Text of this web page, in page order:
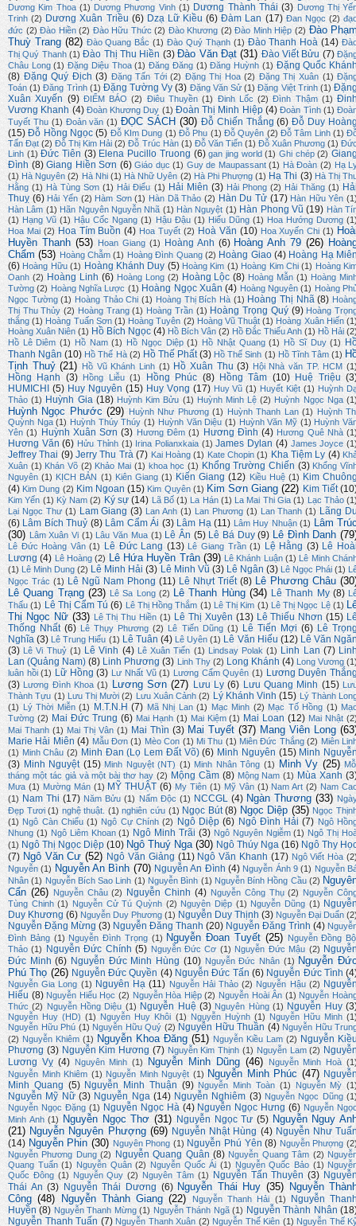
Dương Kim Thoa (1) Dương Phương Vinh (1) Dương Thành Thái (3) Dương Thị
Trinh (2) Dương Xuân Triều (6) Dzạ Lữ Kiều (6) Đàm Lan (17) Đan Ngọc (2)
đức (2) Đào Hiền (2) Đào Hữu Thức (2) Đào Khương (2) Đào Minh Hiệp (2) Đào
Thuỳ Trang (82) Đào Quang Bắc (1) Đào Quý Thạnh (1) Đào Thanh Hoà (14)
Thị Quý Thanh (1) Đào Thị Thu Hiền (3) Đào Văn Đạt (31) Đào Viết Bửu (7)
Châu Long (1) Đặng Diệu Thoa (1) Đăng Đăng (1) Đăng Huỳnh (1) Đặng Quốc
(8) Đặng Quý Địch (3) Đặng Tấn Tới (2) Đặng Thị Hoa (2) Đặng Thị Xuân (1)
Toán (1) Đăng Trình (1) Đặng Tường Vy (3) Đặng Văn Sử (1) Đặng Việt Trinh (1)
Xuân Xuyến (9) ĐIỂM BÁO (2) Điêu Thuyền (1) Đinh Lốc (2) Đình Thậm (1)
Vương Khanh (4) Đoàn Khương Duy (1) Đoàn Thị Minh Hiệp (4) Đoàn Tình (1)
Tuyết Thu (1) Đoản văn (1) ĐỌC SÁCH (30) Đỗ Chiến Thắng (6) Đỗ Duy
(15) Đỗ Hồng Ngọc (5) Đỗ KIm Dung (1) Đỗ Phu (1) Đỗ Quyên (2) Đỗ Tâm Linh (1)
Tấn Đạt (2) Đỗ Thị Kim Hải (2) Đỗ Trúc Hàn (1) Đỗ Văn Tiến (1) Đỗ Xuân Phương (1)
Linh (1) Đức Tiên (3) Elena Pucillo Truong (6) gan jing world (1) Ghi chép (2)
Đình (8) Giang Hiền Sơn (6) Giáo dục (1) Guy de Maupassant (1) Hà Đoàn (2) Hạ
(1) Hà Nguyên (2) Hà Nhi (1) Hà Nhữ Uyên (2) Hà Phi Phượng (1) Hạ Thi (3) Hà Thị
Hằng (1) Hà Tùng Sơn (1) Hải Điểu (1) Hải Miên (3) Hải Phong (2) Hải Thăng (1)
Thuỵ (6) Hải Yến (2) Hàm Sơn (1) Hàn Dã Thảo (2) Hàn Du Tử (17) Hàn Hữu Yên
Hàn Lâm (1) Hãn Nguyên Nguyễn Nhã (1) Hàn Nguyệt (1) Hàn Phong Vũ (19) Hàn
(1) Hạng Vũ (1) Hậu Cốc Ngang (1) Hậu Đậu (1) Hiếu Dũng (1) Hoa Hướng Dương
Hoa Mai (2) Hoa Tím Buồn (4) Hoa Tuyết (2) Hoà Văn (10) Hoa Xuyến Chi (1)
Huyền Thanh (53) Hoan Giang (1) Hoàng Anh (6) Hoàng Anh 79 (26)
Chẩm (53) Hoàng Chẫm (1) Hoàng Đình Quang (2) Hoàng Giao (4) Hoàng Hạ
(6) Hoàng Hữu (1) Hoàng Khánh Duy (5) Hoàng Kim (1) Hoàng Kim Chi (1) Hoàng
Oanh (2) Hoàng Linh (6) Hoàng Long (2) Hoàng Lộc (8) Hoàng Mẫn (1) Hoàng
Tường (2) Hoàng Nghĩa Lược (1) Hoàng Ngọc Xuân (4) Hoàng Nguyên (1) Hoàng
Ngọc Tường (1) Hoàng Thảo Chi (1) Hoàng Thị Bích Hà (1) Hoàng Thị Nhã (8)
Thị Thu Thủy (2) Hoàng Trang (1) Hoàng Trần (1) Hoàng Trọng Quý (9) Hoàng
thắng (1) Hoàng Tuấn Sơn (1) Hoàng Tuyên (2) Hoàng Vũ Thuật (1) Hoàng Xuân Hiến
Hoàng Xuân Niên (1) Hồ Bích Ngọc (4) Hồ Bích Vân (2) Hồ Đắc Thiếu Anh (1) Hồ Hải
Hồ Lê Diêm (1) Hồ Nam (1) Hồ Ngọc Diệp (1) Hồ Nhật Quang (1) Hồ Sĩ Duy (1)
Thanh Ngân (10) Hồ Thế Hà (2) Hồ Thế Phất (3) Hồ Thế Sinh (1) Hồ Tĩnh Tâm (1)
Tịnh Thuỷ (21) Hồ Vũ Khánh Linh (1) Hồ Xuân Thu (3) Hội Nhà văn TP. HCM
Hồng Hạnh (3) Hồng Liễu (1) Hồng Phúc (8) Hồng Tâm (10) Huệ Triệu
HUMICHI
(5) Huy Nguyên (15) Huy Vọng (17) Huy Vũ (1) Huyết Kiệt (1) Huỳnh
Thảo (1) Huỳnh Gia (18) Huỳnh Kim Bửu (1) Huỳnh Minh Lệ (2) Huỳnh Ngọc Nga
Huỳnh Ngọc Phước (29) Huỳnh Như Phương (1) Huỳnh Thanh Lan (1)
Huỳnh
Quỳnh Nga (1) Huỳnh Thúy Thúy (1) Huỳnh Văn Diệu (1) Huỳnh Văn Mỹ (1) Huỳnh
Yên (1) Huỳnh Xuân Sơn (3) Hương Đêm (1) Hương Đình (4) Hương Quê Nhà
Hương Văn (6) Hửu Thỉnh (1) Irina Polianxkaia (1) James Dylan (4) James Joyce
Jeffrey Thai (9) Jerry Thu Trà (7) Kai Hoàng (1) Kate Chopin (1) Kha Tiệm Ly (4)
Xuân (1) Khán Võ (2) Khảo Mai (1) khoa học (1) Khổng Trường Chiến (3) Khổng
Nguyên (1) KỊCH BẢN (1) Kiên Giang (1) Kiến Giang (12) Kiều Huệ (1) Kim
(4) Kim Dung (2) Kim Ngoan (15) Kim Quyên (1) Kim Sơn Giang (22) Kim Tiết
Kim Yến (1) Kỳ Nam (2) Ký sự (14) Lã Bố (1) La Hán (1) La Mai Thi Gia (1) Lạc Thảo
Lại Ngọc Thư (1) Lam Giang (3) Lan Anh (1) Lan Phương (1) Lan Thanh (1) Lãng
(6) Lâm Bích Thuỷ (8) Lâm Cẩm Ái (3) Lâm Hạ (11) Lâm Huy Nhuận (1) Lâm
(30) Lâm Xuân Vi (1) Lâu Văn Mua (1) Lê Ân (5) Lê Bá Duy (9) Lê Đình Danh
Lê Đức Hoàng Vân (1) Lê Đức Lang (13) Lê Giang Trần (1) Lệ Hằng (3) Lê
Lương (4) Lê Hoàng (2) Lê Hứa Huyền Trân (39) Lê Khánh Luận (1) Lê Minh
(1) Lê Minh Dung (2) Lê Minh Hải (3) Lê Minh Vũ (3) Lê Ngân (3) Lê Ngọc Phái (1)
Ngọc Trác (1) Lê Ngũ Nam Phong (11) Lê Nhựt Triết (8) Lê Phương Châu
Lê Quang Trạng (23) Lê Sa Long (2) Lê Thanh Hùng (34) Lê Thanh My (8)
Thấu (1) Lê Thị Cẩm Tú (6) Lê Thị Hồng Thắm (1) Lê Thị Kim (1) Lê Thị Ngọc Lệ (1)
Thị Ngọc Nữ (33) Lê Thị Thu Hiền (1) Lê Thị Xuyên (13) Lê Thiếu Nhơn (15)
Thống Nhất (6) Lê Thụy Phương (2) Lê Tiến Dũng (1) Lê Tiến Mợi (6) Lê
Nghĩa (3) Lê Trung Hiếu (1) Lê Tuân (4) Lê Uyên (1) Lê Văn Hiếu (12) Lê Văn
(3) Lê Vi Thuỷ (1) Lê Vinh (4) Lê Xuân Tiến (1) Lindsay Polak (1) Linh Lan (7)
Lan (Quảng Nam) (8) Linh Phương (3) Linh Thy (2) Long Khánh (4) Long Vương
luân hồi (1) Lữ Hồng (3) Lư Nhất Vũ (1) Lương Cẩm Quyên (1) Lương Duyên
(3) Lương Đình Khoa (1) Lương Sơn (27) Lưu Ly (6) Lưu Quang Minh (15)
Thành Tựu (1) Lưu Thị Mười (2) Lưu Xuân Cảnh (2) Lý Khánh Vinh (15) Lý Thành
(1)
Lý Thời Miễn (1) M.T.N.H (7) Mã Nhị Lan (1) Mạc Minh (2) Mạc Tố Hồng (1)
Tường (2) Mai Đức Trung (6) Mai Hạnh (1) Mai Kiệm (1) Mai Loan (12) Mai Nhật
Mai Thanh (1) Mai Thị Vân (1) Mai Thìn (3) Mai Tuyết (37) Mang Viên Long
Marie Hải Miên (4) Mẫu Đơn (1) Mèo Con (1) Mi Thu (1) Miên Đức Thắng (2) Miên
(1) Minh Châu (2) Minh Đan (Lọ Lem Đất Võ) (6) Minh Nguyên (15) Minh
(3) Minh Nguyệt (15) Minh Nguyệt (NT) (1) Minh Nhân Tông (1) Minh Vy (25)
tháng một tác giả và một bài thơ hay (2) Mộng Cầm (8) Mộng Nam (1) Mùa Xanh
Mưa (1) Mường Mán (1) MỸ THUẬT (6) My Tiên (1) Mỹ Vân (1) Nam Art (2) Nam
(1) Nam Thi (17) Năm Bửu (1) Nấm Độc (1) NCCGL (4) Ngàn Thương (33)
Đẹp Tươi (1) nghệ thuật. (1) nghiên cứu (1) Ngọc Bút (8) Ngọc Diệp (35) Ngọc
(1) Ngô Càn Chiểu (1) Ngô Cự Chính (2) Ngô Diệp (6) Ngô Đình Hải (7) Ngô
Nhung (1) Ngô Liêm Khoan (1) Ngô Minh Trãi (3) Ngô Nguyên Ngiễm (1) Ngô Thị
(1) Ngô Thị Ngọc Diệp (10) Ngô Thuý Nga (30) Ngô Thúy Nga (16) Ngô Thy
(7) Ngô Văn Cư (52) Ngô Văn Giảng (11) Ngô Văn Khanh (17) Ngô Viết Hòa
Nguyễn (1) Nguyễn An Bình (70) Nguyễn An Đình (4) Nguyễn Ánh 9 (1) Nguyễn
Nhân (1) Nguyễn Bích Sao Linh (1) Nguyễn Bình (1) Nguyễn Bính Hồng Cầu (2)
Cẩn (26) Nguyễn Châu (2) Nguyễn Chinh (4) Nguyễn Công Thụ (2) Nguyễn
Tùng Chinh (1) Nguyễn Cử Tú Quỳnh (2) Nguyên Diệp (1) Nguyễn Dũng (1)
Duy Khương (6) Nguyễn Duy Phương (1) Nguyễn Duy Thịnh (3) Nguyễn Đại Duẩn
Nguyễn Đặng Mừng (3) Nguyễn Đăng Thanh (20) Nguyễn Đăng Trình (4)
Đình Bảng (1) Nguyễn Đình Trọng (1) Nguyễn Đoan Tuyết (25)
Nguyễn Đồng
Thảo (1) Nguyễn Đức Chính (5) Nguyễn Đức Cơ (1) Nguyễn Đức Mậu (2)
Đức Minh (6) Nguyễn Đức Minh Hùng (10) Nguyễn Đức Nhân (1) Nguyễn
Phú Thọ (26) Nguyễn Đức Quyền (4) Nguyễn Đức Tấn (6) Nguyễn Đức Tình
Nguyễn Gia Long (1) Nguyên Hạ (11) Nguyễn Hải Thảo (2) Nguyễn Hậu (2)
Hiếu (8) Nguyễn Hiếu Học (2) Nguyễn Hòa Hiệp (2) Nguyễn Hoài Ân (1) Nguyễn
Thức (2) Nguyễn Hồng Diệu (1) Nguyễn Huệ (3) Nguyên Hùng (1) Nguyễn Huy
Nguyễn Huy (HD) (1) Nguyễn Huy Khôi (1) Nguyễn Huỳnh (1) Nguyễn Hữu Minh
Nguyễn Hữu Phú (1) Nguyễn Hữu Quý (2) Nguyễn Hữu Thuần (4) Nguyễn Hữu
(2) Nguyễn Khiêm (1) Nguyễn Khoa Đăng (51) Nguyễn Kiều Lam (2) Nguyễn
Phương (3) Nguyễn Kim Hương (7) Nguyễn Kim Thịnh (1) Nguyễn Lam (2)
Lương Vỵ (4) Nguyên Minh (1) Nguyễn Minh Dũng (46) Nguyễn Minh Hoà
Nguyễn Minh Khiêm (1) Nguyễn Minh Nguyệt (1) Nguyễn Minh Phúc (47)
Minh Quang (5) Nguyễn Minh Thuận (9) Nguyễn Minh Toàn (1) Nguyễn Mỳ
Nguyễn Mỹ Nữ (3) Nguyễn Nga (14) Nguyễn Nghiêm (3) Nguyễn Ngọc Dũng
Nguyễn Ngọc Đặng (1) Nguyễn Ngọc Hà (4) Nguyễn Ngọc Hưng (6) Nguyễn
Minh Anh (1) Nguyễn Ngọc Thơ (31) Nguyễn Ngọc Tư (5) Nguyễn Nguy
(21) Nguyễn Nguyên Phượng (69) Nguyễn Nhật Hùng (4) Nguyễn Như
(14) Nguyễn Phin (30) Nguyên Phong (1) Nguyễn Phú Yên (8) Nguyễn Phượng
Nguyễn Phương Dung (2) Nguyễn Quang Quân (8) Nguyễn Quang Tâm (2)
Quang Tuấn (1) Nguyễn Quân (2) Nguyễn Quốc Ái (1) Nguyễn Quốc Bảo (1)
Quốc Đông (1) Nguyễn Quy (2) Nguyên Tâm (1) Nguyễn Tấn Thuyên (3)
Thái An (3) Nguyễn Thái Dương (6) Nguyễn Thái Huy (35)
Nguyễn
Công (48) Nguyễn Thành Giang (22) Nguyễn Thanh Hải (1)
Nguyễn
Huyền (8) Nguyễn Thanh Mừng (1) Nguyễn Thánh Ngã (1) Nguyễn Thành Nhân
Nguyễn Thanh Tuấn (7) Nguyễn Thanh Xuân (2) Nguyễn Thế Kiên (1) Nguyễn Thế